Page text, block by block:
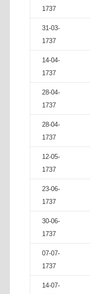
1737
31-03-
1737
14-04-
1737
28-04-
1737
28-04-
1737
12-05-
1737
23-06-
1737
30-06-
1737
07-07-
1737
14-07-